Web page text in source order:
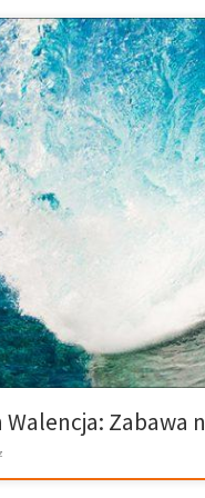
w których Twoje dzieci
do Walencji, wschodniej
także miejsc, gdzie można
eksperymenty naukowe, tak
rodziny na wybrzeżu Morza
[…]
Walencja: Zabawa